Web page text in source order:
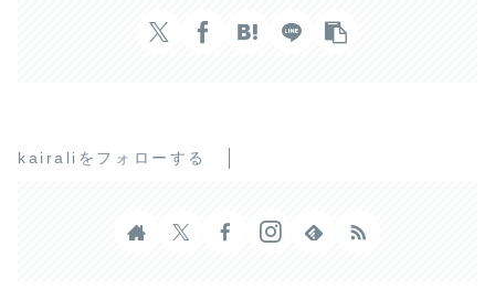
kairaliをフォローする